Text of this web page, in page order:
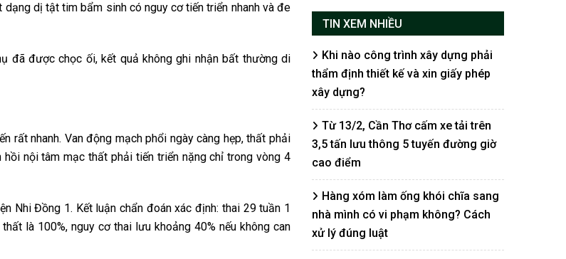
dị tật tim bẩm sinh có nguy cơ tiến triển nhanh và đe
đã được chọc ối, kết quả không ghi nhận bất thường di
rất nhanh. Van động mạch phổi ngày càng hẹp, thất phải
nội tâm mạc thất phải tiến triển nặng chỉ trong vòng 4
Nhi Đồng 1. Kết luận chẩn đoán xác định: thai 29 tuần 1
là 100%, nguy cơ thai lưu khoảng 40% nếu không can
TIN XEM NHIỀU
Khi nào công trình xây dựng phải
thẩm định thiết kế và xin giấy phép
xây dựng?
Từ 13/2, Cần Thơ cấm xe tải trên
3,5 tấn lưu thông 5 tuyến đường giờ
cao điểm
Hàng xóm làm ống khói chĩa sang
nhà mình có vi phạm không? Cách
xử lý đúng luật